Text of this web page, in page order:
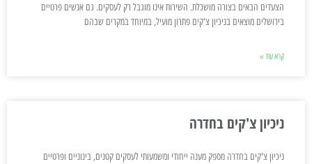
הצעדים הבאים בצורה מושכלת. השירות אינו מוגבל רק לעסקים. גם אנשים פרטיים
בירושלים מוצאים בניכיון צ'קים פתרון מועיל, במיוחד במקרים שבהם
קרא עוד »
ניכיון צ'קים בחדרה
ניכיון צ'קים בחדרה מספק מענה ייחודי ומשמעותי לעסקים קטנים, בינוניים ופרטיים